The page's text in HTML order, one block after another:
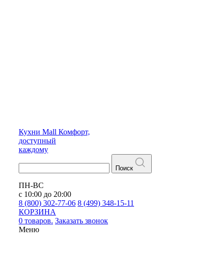
Кухни Mall Комфорт,
доступный
каждому
Поиск
ПН-ВС
с 10:00 до 20:00
8 (800) 302-77-06 8 (499) 348-15-11
КОРЗИНА
0 товаров. Заказать звонок
Меню